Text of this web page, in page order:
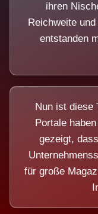
ihren
Reichweite
entstanden
Nun ist diese
Portale
gezeigt,
für große